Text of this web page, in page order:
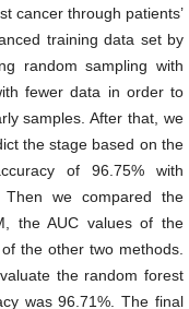
cancer through patients’
training data set by
random sampling with
fewer data in order to
samples. After that, we
the stage based on the
of 96.75% with
Then we compared the
the AUC values of the
the other two methods.
the random forest
was 96.71%. The final